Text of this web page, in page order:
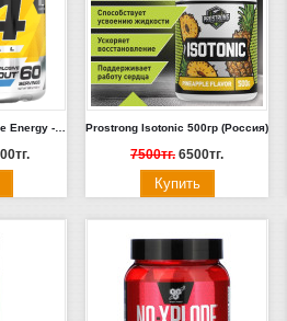
Prostrong Isotonic 500гр (Россия)
7500тг. 6500тг.